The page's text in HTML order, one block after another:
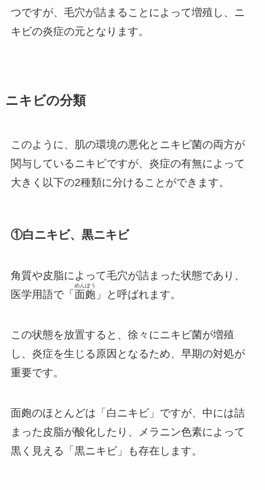
つですが、毛穴が詰まることによって増殖し、ニ
キビの炎症の元となります。
ニキビの分類
このように、肌の環境の悪化とニキビ菌の両方が
関与しているニキビですが、炎症の有無によって
大きく以下の2種類に分けることができます。
①白ニキビ、黒ニキビ
角質や皮脂によって毛穴が詰まった状態であり、
医学用語で「 面皰
めんぽう
」と呼ばれます。
この状態を放置すると、徐々にニキビ菌が増殖
し、炎症を生じる原因となるため、早期の対処が
重要です。
面皰のほとんどは「白ニキビ」ですが、中には詰
まった皮脂が酸化したり、メラニン色素によって
黒く見える「黒ニキビ」も存在します。